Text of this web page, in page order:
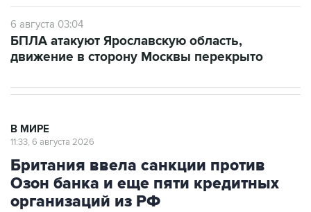
6 августа 03:04
БПЛА атакуют Ярославскую область,
движение в сторону Москвы перекрыто
В МИРЕ
11:33, 6 августа 2026
Британия ввела санкции против
Озон банка и еще пяти кредитных
организаций из РФ